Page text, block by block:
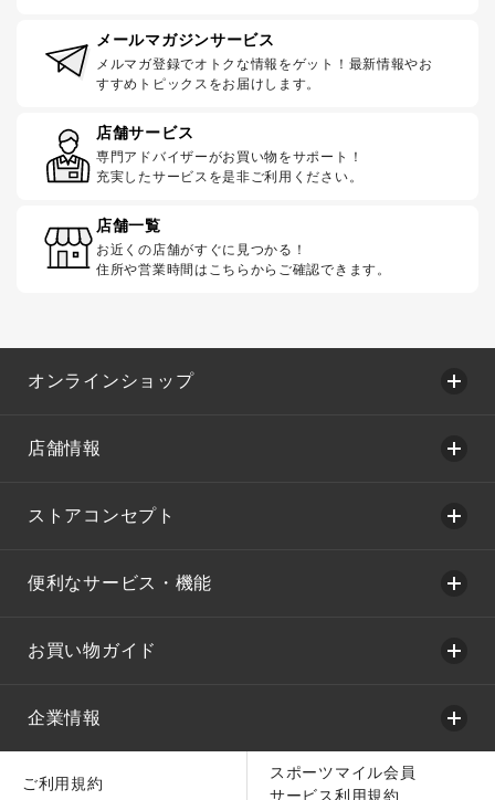
メールマガジンサービス
メルマガ登録でオトクな情報をゲット！最新情報やお
すすめトピックスをお届けします。
店舗サービス
専門アドバイザーがお買い物をサポート！
充実したサービスを是非ご利用ください。
店舗一覧
お近くの店舗がすぐに見つかる！
住所や営業時間はこちらからご確認できます。
オンラインショップ
店舗情報
ストアコンセプト
便利なサービス・機能
お買い物ガイド
企業情報
ご利用規約
スポーツマイル会員
サービス利用規約